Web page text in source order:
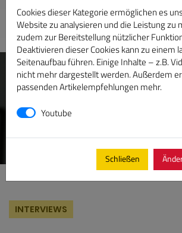
INTERVIEWS
Cookies dieser Kategorie ermöglichen es
Website zu analysieren und die Leistung zu
zudem zur Bereitstellung nützlicher
Deaktivieren dieser Cookies kann zu einem
Seitenaufbau führen. Einige Inhalte – z.B.
nicht mehr dargestellt werden. Außerdem
passenden Artikelempfehlungen mehr.
Youtube
Schließen